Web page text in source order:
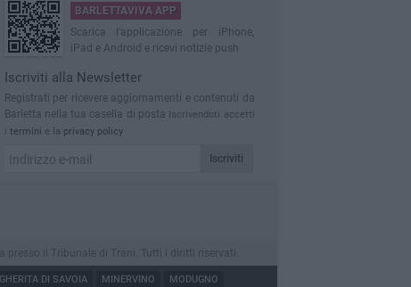
BARLETTAVIVA APP
Scarica l'applicazione per iPhone,
iPad e Android e ricevi notizie push
Iscriviti alla Newsletter
Registrati per ricevere aggiornamenti e contenuti da
Barletta nella tua casella di posta Iscrivendoti accetti
i termini e la privacy policy
Iscriviti
il Tribunale di Trani. Tutti i diritti riservati.
DI SAVOIA MINERVINO MODUGNO